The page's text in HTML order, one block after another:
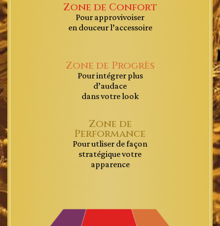
Zone de Confort
Pour approvivoiser
en douceur l’accessoire
Zone de Progrès
Pour intégrer plus
d’audace
dans votre look
Zone de
Performance
Pour utliser de façon
stratégique votre
apparence